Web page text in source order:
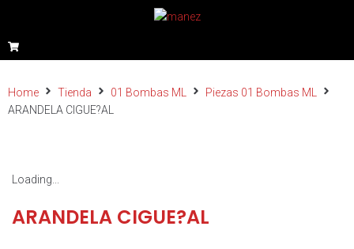
Home Tienda 01 Bombas ML
Piezas 01 Bombas ML
ARANDELA CIGUE?AL
Loading...
ARANDELA CIGUE?AL